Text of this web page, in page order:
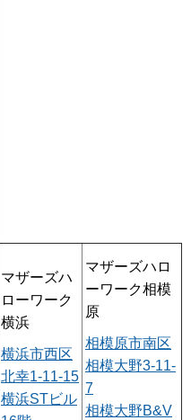
マザーズハ
ローワーク
横浜
横浜市西区
北幸1-11-15
横浜STビル
マザーズハロ
ーワーク相模
原
相模原市南区
相模大野3-11-
7
相模大野B&V